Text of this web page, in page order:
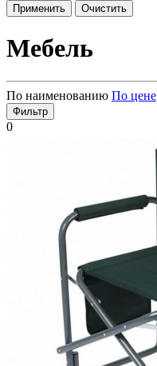
Применить Очистить
Мебель
По наименованию По цене
Фильтр
0